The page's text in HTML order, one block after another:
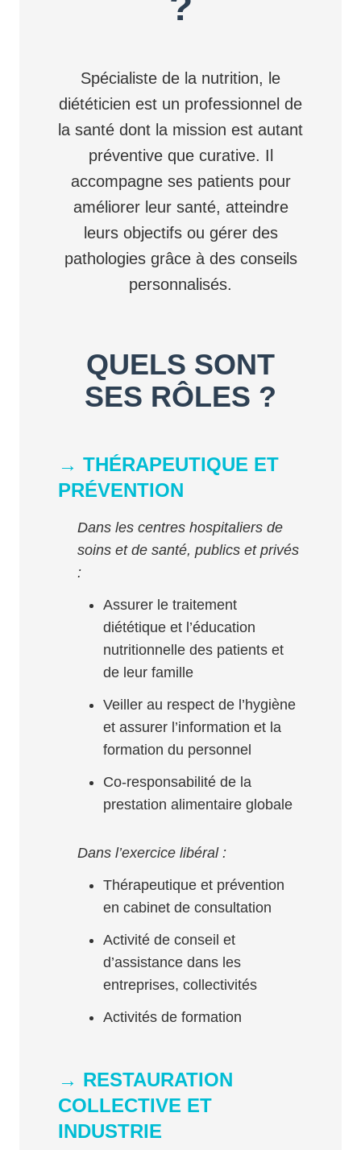
Spécialiste de la nutrition, le
diététicien est un professionnel de
la santé dont la mission est autant
préventive que curative. Il
accompagne ses patients pour
améliorer leur santé, atteindre
leurs objectifs ou gérer des
pathologies grâce à des conseils
personnalisés.
QUELS SONT
SES RÔLES ?
→ THÉRAPEUTIQUE ET
PRÉVENTION
Dans les centres hospitaliers de
soins et de santé, publics et privés
:
Assurer le traitement
diététique et l’éducation
nutritionnelle des patients et
de leur famille
Veiller au respect de l’hygiène
et assurer l’information et la
formation du personnel
Co-responsabilité de la
prestation alimentaire globale
Dans l’exercice libéral :
Thérapeutique et prévention
en cabinet de consultation
Activité de conseil et
d’assistance dans les
entreprises, collectivités
Activités de formation
→ RESTAURATION
COLLECTIVE ET
INDUSTRIE